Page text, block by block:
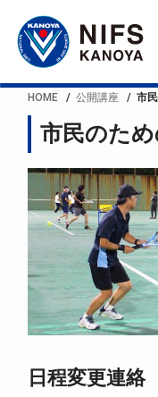
HOME 公開講座 市
市民のため
日程変更連絡